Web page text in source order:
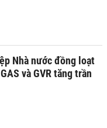
Nhà nước đồng loạt
và GVR tăng trần